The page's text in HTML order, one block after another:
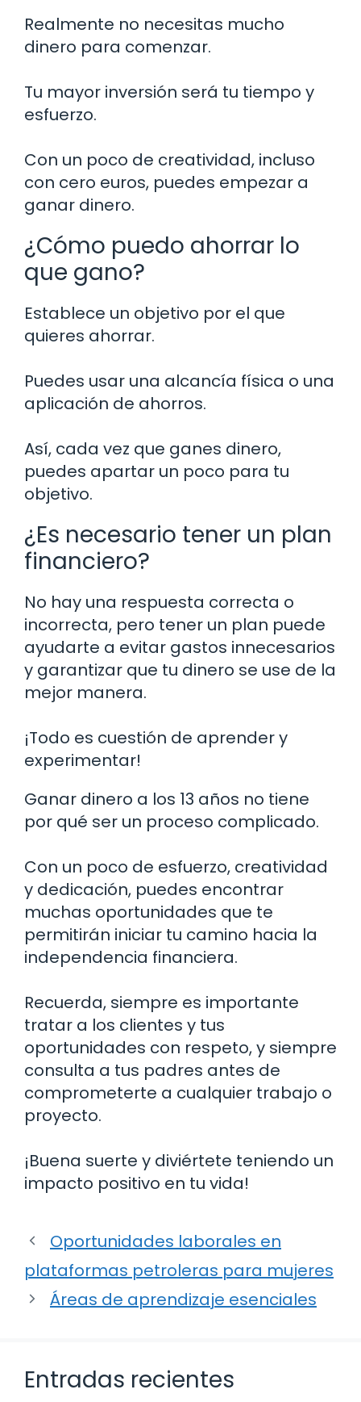
Realmente no necesitas mucho
dinero para comenzar.
Tu mayor inversión será tu tiempo y
esfuerzo.
Con un poco de creatividad, incluso
con cero euros, puedes empezar a
ganar dinero.
¿Cómo puedo ahorrar lo
que gano?
Establece un objetivo por el que
quieres ahorrar.
Puedes usar una alcancía física o una
aplicación de ahorros.
Así, cada vez que ganes dinero,
puedes apartar un poco para tu
objetivo.
¿Es necesario tener un plan
financiero?
No hay una respuesta correcta o
incorrecta, pero tener un plan puede
ayudarte a evitar gastos innecesarios
y garantizar que tu dinero se use de la
mejor manera.
¡Todo es cuestión de aprender y
experimentar!
Ganar dinero a los 13 años no tiene
por qué ser un proceso complicado.
Con un poco de esfuerzo, creatividad
y dedicación, puedes encontrar
muchas oportunidades que te
permitirán iniciar tu camino hacia la
independencia financiera.
Recuerda, siempre es importante
tratar a los clientes y tus
oportunidades con respeto, y siempre
consulta a tus padres antes de
comprometerte a cualquier trabajo o
proyecto.
¡Buena suerte y diviértete teniendo un
impacto positivo en tu vida!
Oportunidades laborales en
plataformas petroleras para mujeres
Áreas de aprendizaje esenciales
Entradas recientes